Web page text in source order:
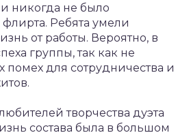
никогда не было
Ребята умели
от работы. Вероятно, в
группы, так как не
помех для сотрудничества и
творчества дуэта
состава была в большом